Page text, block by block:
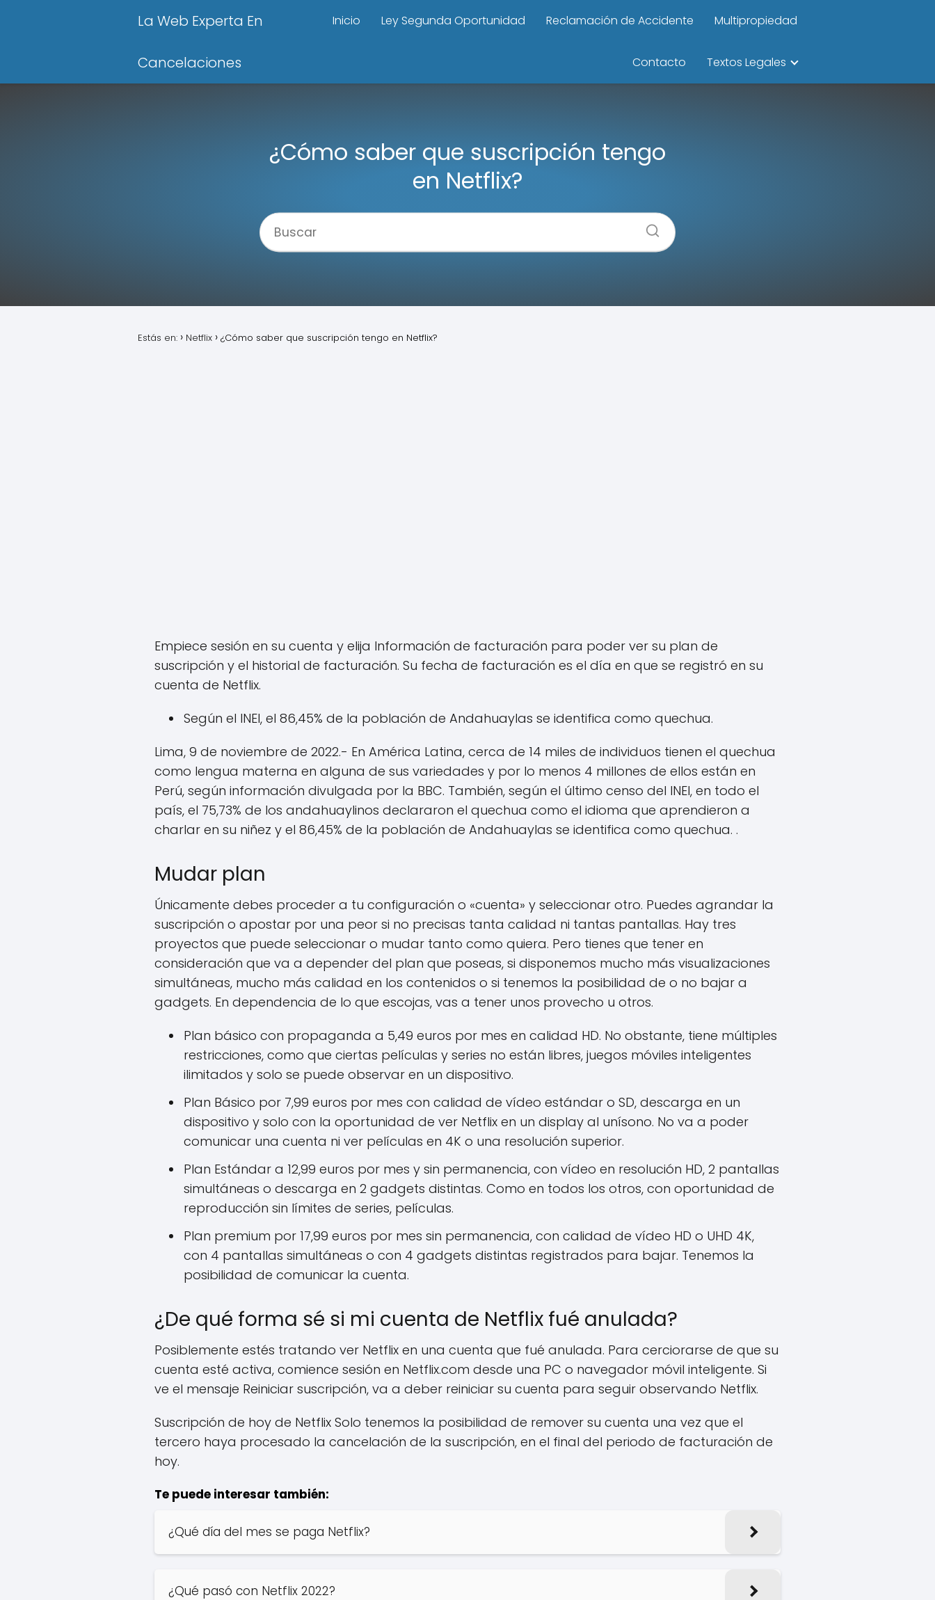
La Web Experta En
Cancelaciones
Inicio Ley Segunda Oportunidad Reclamación de Accidente Multipropiedad
Contacto Textos Legales
¿Cómo saber que suscripción tengo
en Netflix?
Estás en: Netflix ¿Cómo saber que suscripción tengo en Netflix?
Empiece sesión en su cuenta y elija Información de facturación para poder ver su plan de
suscripción y el historial de facturación. Su fecha de facturación es el día en que se registró en su
cuenta de Netflix.
Según el INEI, el 86,45% de la población de Andahuaylas se identifica como quechua.
Lima, 9 de noviembre de 2022.- En América Latina, cerca de 14 miles de individuos tienen el quechua
como lengua materna en alguna de sus variedades y por lo menos 4 millones de ellos están en
Perú, según información divulgada por la BBC. También, según el último censo del INEI, en todo el
país, el 75,73% de los andahuaylinos declararon el quechua como el idioma que aprendieron a
charlar en su niñez y el 86,45% de la población de Andahuaylas se identifica como quechua. .
Mudar plan
Únicamente debes proceder a tu configuración o «cuenta» y seleccionar otro. Puedes agrandar la
suscripción o apostar por una peor si no precisas tanta calidad ni tantas pantallas. Hay tres
proyectos que puede seleccionar o mudar tanto como quiera. Pero tienes que tener en
consideración que va a depender del plan que poseas, si disponemos mucho más visualizaciones
simultáneas, mucho más calidad en los contenidos o si tenemos la posibilidad de o no bajar a
gadgets. En dependencia de lo que escojas, vas a tener unos provecho u otros.
Plan básico con propaganda a 5,49 euros por mes en calidad HD. No obstante, tiene múltiples
restricciones, como que ciertas películas y series no están libres, juegos móviles inteligentes
ilimitados y solo se puede observar en un dispositivo.
Plan Básico por 7,99 euros por mes con calidad de vídeo estándar o SD, descarga en un
dispositivo y solo con la oportunidad de ver Netflix en un display al unísono. No va a poder
comunicar una cuenta ni ver películas en 4K o una resolución superior.
Plan Estándar a 12,99 euros por mes y sin permanencia, con vídeo en resolución HD, 2 pantallas
simultáneas o descarga en 2 gadgets distintas. Como en todos los otros, con oportunidad de
reproducción sin límites de series, películas.
Plan premium por 17,99 euros por mes sin permanencia, con calidad de vídeo HD o UHD 4K,
con 4 pantallas simultáneas o con 4 gadgets distintas registrados para bajar. Tenemos la
posibilidad de comunicar la cuenta.
¿De qué forma sé si mi cuenta de Netflix fué anulada?
Posiblemente estés tratando ver Netflix en una cuenta que fué anulada. Para cerciorarse de que su
cuenta esté activa, comience sesión en Netflix.com desde una PC o navegador móvil inteligente. Si
ve el mensaje Reiniciar suscripción, va a deber reiniciar su cuenta para seguir observando Netflix.
Suscripción de hoy de Netflix Solo tenemos la posibilidad de remover su cuenta una vez que el
tercero haya procesado la cancelación de la suscripción, en el final del periodo de facturación de
hoy.
Te puede interesar también:
¿Qué día del mes se paga Netflix?
¿Qué pasó con Netflix 2022?